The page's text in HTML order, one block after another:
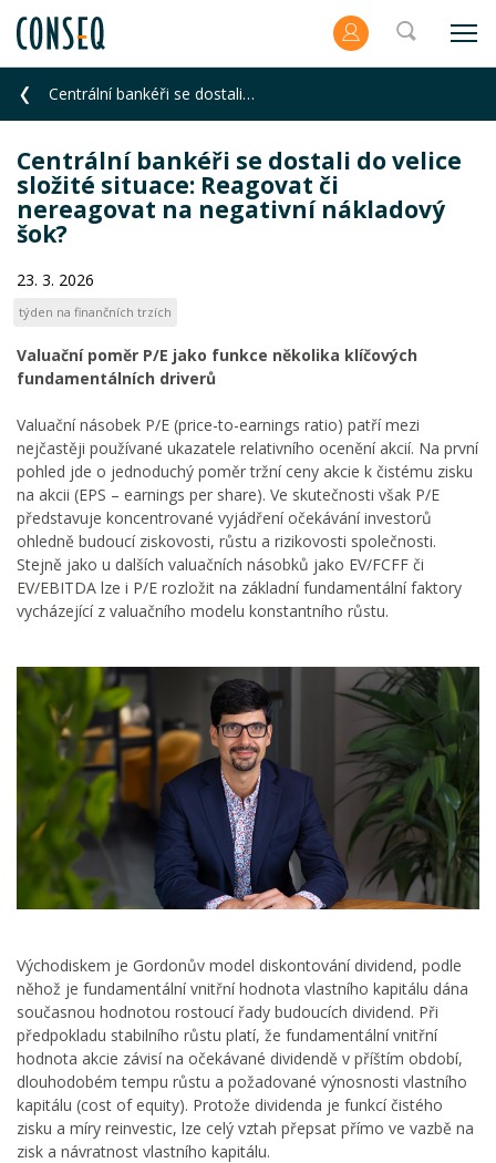
Centrální bankéři se dostali do velice složité situace: Reagovat či nereagovat na negativní nákladov
Centrální bankéři se dostali do velice
složité situace: Reagovat či
nereagovat na negativní nákladový
šok?
23. 3. 2026
týden na finančních trzích
Valuační poměr P/E jako funkce několika klíčových
fundamentálních driverů
Valuační násobek P/E (price-to-earnings ratio) patří mezi
nejčastěji používané ukazatele relativního ocenění akcií. Na první
pohled jde o jednoduchý poměr tržní ceny akcie k čistému zisku
na akcii (EPS – earnings per share). Ve skutečnosti však P/E
představuje koncentrované vyjádření očekávání investorů
ohledně budoucí ziskovosti, růstu a rizikovosti společnosti.
Stejně jako u dalších valuačních násobků jako EV/FCFF či
EV/EBITDA lze i P/E rozložit na základní fundamentální faktory
vycházející z valuačního modelu konstantního růstu.
Východiskem je Gordonův model diskontování dividend, podle
něhož je fundamentální vnitřní hodnota vlastního kapitálu dána
současnou hodnotou rostoucí řady budoucích dividend. Při
předpokladu stabilního růstu platí, že fundamentální vnitřní
hodnota akcie závisí na očekávané dividendě v příštím období,
dlouhodobém tempu růstu a požadované výnosnosti vlastního
kapitálu (cost of equity). Protože dividenda je funkcí čistého
zisku a míry reinvestic, lze celý vztah přepsat přímo ve vazbě na
zisk a návratnost vlastního kapitálu.